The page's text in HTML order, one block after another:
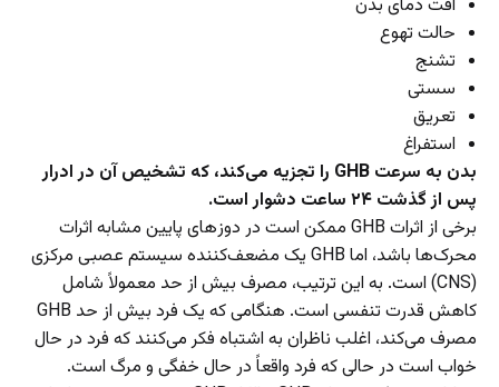
افت دمای بدن
حالت تهوع
تشنج
سستی
تعریق
استفراغ
بدن به سرعت GHB را تجزیه می‌کند، که تشخیص آن در ادرار
پس از گذشت ۲۴ ساعت دشوار است.
برخی از اثرات GHB ممکن است در دوز‌های پایین مشابه اثرات
محرک‌ها باشد، اما GHB یک مضعف‌کننده سیستم عصبی مرکزی
(CNS) است. به این ترتیب، مصرف بیش از حد معمولاً شامل
کاهش قدرت تنفسی است. هنگامی که یک فرد بیش از حد GHB
مصرف می‌کند، اغلب ناظران به اشتباه فکر می‌کنند که فرد در حال
خواب است در حالی که فرد واقعاً در حال خفگی و مرگ است.